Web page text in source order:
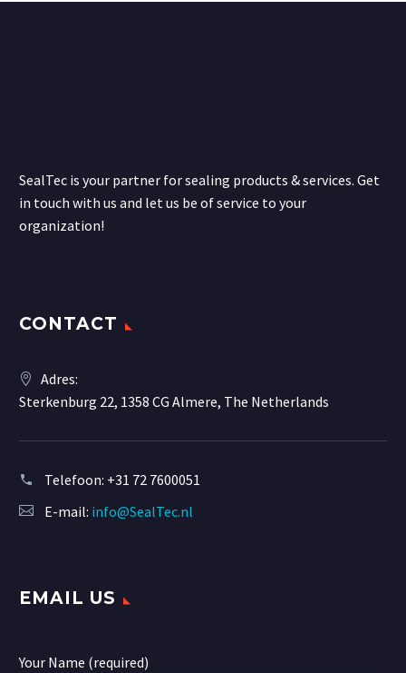
SealTec is your partner for sealing products & services. Get
in touch with us and let us be of service to your
organization!
CONTACT
Adres:
Sterkenburg 22, 1358 CG Almere, The Netherlands
Telefoon: +31 72 7600051
E-mail: info@SealTec.nl
EMAIL US
Your Name (required)